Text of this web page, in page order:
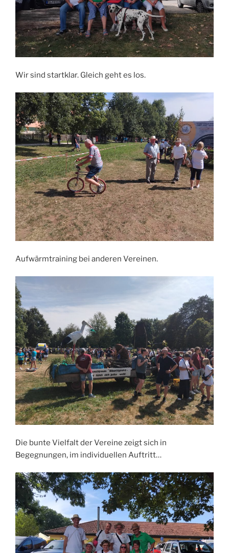
Wir sind startklar. Gleich geht es los.
Aufwärmtraining bei anderen Vereinen.
Die bunte Vielfalt der Vereine zeigt sich in
Begegnungen, im individuellen Auftritt…